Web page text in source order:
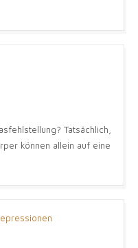
Tatsächlich,
können allein auf eine